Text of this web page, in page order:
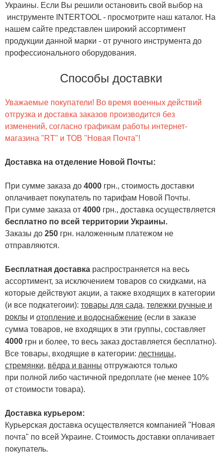
Украины. Если Вы решили остановить свой выбор на
инструменте INTERTOOL - просмотрите наш каталог. На
нашем сайте представлен широкий ассортимент
продукции данной марки - от ручного инструмента до
профессионального оборудования.
Способы доставки
Уважаемые покупатели! Во время военных действий
отгрузка и доставка заказов производится без
изменений, согласно графикам работы интернет-
магазина "RT" и ТОВ "Новая Почта"!
Доставка на отделение Новой Почты:
При сумме заказа до 4000 грн., стоимость доставки
оплачивает покупатель по тарифам Новой Почты.
При сумме заказа от 4000 грн., доставка осуществляется
бесплатно по всей территории Украины.
Заказы до 250 грн. наложенным платежом не
отправляются.
Бесплатная доставка распространяется на весь
ассортимент, за исключением товаров со скидками, на
которые действуют акции, а также входящих в категории
(и все подкатегоии): товары для сада, тележки ручные и
роклы и отопление и водоснабжение (если в заказе
сумма товаров, не входящих в эти группы, составляет
4000 грн и более, то весь заказ доставляется бесплатно).
Все товары, входящие в категории: лестницы,
стремянки, вёдра и ванны отгружаются только
при полной либо частичной предоплате (не менее 10%
от стоимости товара).
Доставка курьером:
Курьерская доставка осуществляется компанией "Новая
почта" по всей Украине. Стоимость доставки оплачивает
покупатель.